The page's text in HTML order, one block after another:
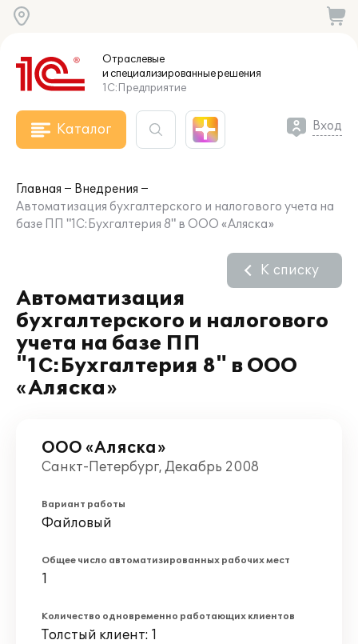
Отраслевые
и специализированныерешения
1С:Предприятие
Каталог Вход
Главная
Внедрения
Автоматизация бухгалтерского и налогового учета на
базе ПП "1С:Бухгалтерия 8" в ООО «Аляска»
Автоматизация
бухгалтерского и налогового
учета на базе ПП
"1С:Бухгалтерия 8" в ООО
«Аляска»
К списку
ООО «Аляска»
Санкт-Петербург, Декабрь 2008
Вариант работы
Файловый
Общее число автоматизированных рабочих мест
1
Количество одновременно работающих клиентов
Толстый клиент: 1